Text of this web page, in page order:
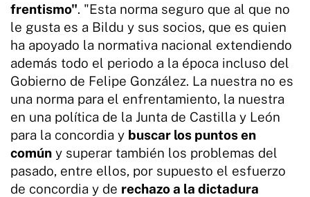
frentismo". "Esta norma seguro que al que no
le gusta es a Bildu y sus socios, que es quien
ha apoyado la normativa nacional extendiendo
además todo el periodo a la época incluso del
Gobierno de Felipe González. La nuestra no es
una norma para el enfrentamiento, la nuestra
en una política de la Junta de Castilla y León
para la concordia y buscar los puntos en
común y superar también los problemas del
pasado, entre ellos, por supuesto el esfuerzo
de concordia y de rechazo a la dictadura